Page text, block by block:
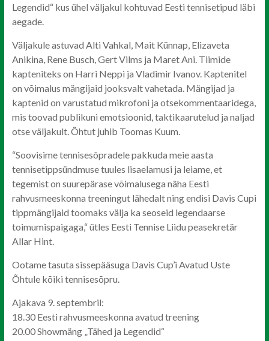
Legendid“ kus ühel väljakul kohtuvad Eesti tennisetipud läbi
aegade.
Väljakule astuvad Alti Vahkal, Mait Künnap, Elizaveta
Anikina, Rene Busch, Gert Vilms ja Maret Ani. Tiimide
kapteniteks on Harri Neppi ja Vladimir Ivanov. Kaptenitel
on võimalus mängijaid jooksvalt vahetada. Mängijad ja
kaptenid on varustatud mikrofoni ja otsekommentaaridega,
mis toovad publikuni emotsioonid, taktikaarutelud ja naljad
otse väljakult. Õhtut juhib Toomas Kuum.
“Soovisime tennisesõpradele pakkuda meie aasta
tennisetippsündmuse tuules lisaelamusi ja leiame, et
tegemist on suurepärase võimalusega näha Eesti
rahvusmeeskonna treeningut lähedalt ning endisi Davis Cupi
tippmängijaid toomaks välja ka seoseid legendaarse
toimumispaigaga,“ ütles Eesti Tennise Liidu peasekretär
Allar Hint.
Ootame tasuta sissepääsuga Davis Cup’i Avatud Uste
Õhtule kõiki tennisesõpru.
Ajakava 9. septembril:
18.30 Eesti rahvusmeeskonna avatud treening
20.00 Showmäng „Tähed ja Legendid“